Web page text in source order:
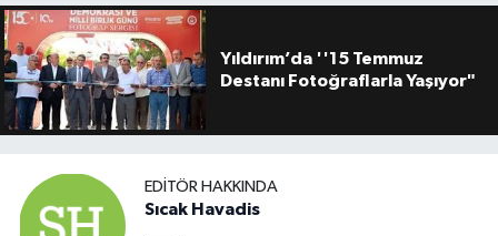
Yıldırım’da ''15 Temmuz
Destanı Fotoğraflarla Yaşıyor"
EDITÖR HAKKINDA
Sıcak Havadis